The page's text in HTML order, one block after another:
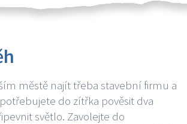
městě najít třeba stavební firmu a
do zítřka pověsit dva
světlo. Zavolejte do